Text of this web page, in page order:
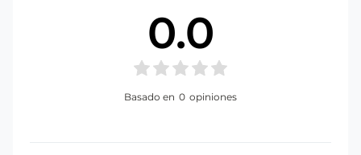
0.0
Basado en 0 opiniones